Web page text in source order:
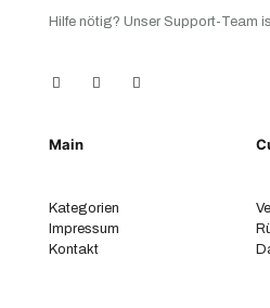
Hilfe nötig? Unser Support-Team
Main
Kategorien
Impressum
Kontakt